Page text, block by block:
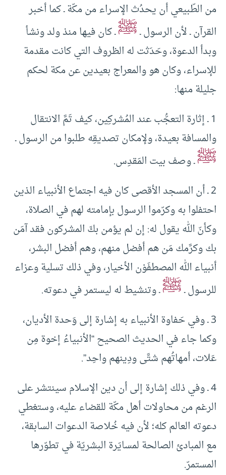
من الطّبيعي أن يحدُث الإسراء من مكّة ـ كما أخبر
القرآن ـ لأن الرسول ـﷺـ كان فيها منذ ولد ونشأ
وبدأ الدعوة، وحَدَثت له الظروف التي كانت مقدمة
للإسراء، وكان هو والمعراج بعيدين عن مكة لحكم
جليلة منها:
1 ـ إثارة التعجُّب عند المُشركِين، كيف تَمَّ الانتقال
والمسافة بعيدة، ولإمكان تصديقِه طلبوا من الرسول ـ
ﷺـ وصف بيت المَقدِس.
2 ـ أن المسجد الأقصى كان فيه اجتماع الأنبياء الذين
احتفلوا به وكرّموا الرسول بإمامته لهم في الصلاة،
وكأنّ الله يقول له: إن لم يؤمن بكَ المشركون فقد آمَن
بك وكرَّمك مَن هم أفضل منهم، وهم أفضل البشر،
أنبياء الله المصطفَوْن الأخيار، وفي ذلك تسلية وعزاء
للرسول ـﷺـ وتنشيط له ليستمر في دعوته.
3 ـ وفي حَفاوة الأنبياء به إشارة إلى وَحدة الأديان،
وكما جاء في الحديث الصحيح “الأنبياءُ إخوة مِن
عَلات، أمهاتُهم شتَّى ودِينهم واحِد”.
4 ـ وفي ذلك إشارة إلى أن دين الإسلام سينتشر على
الرغم من محاولات أهل مكّة للقضاء عليه، وستغطي
دعوته العالم كله؛ لأن فيه خُلاصة الدعوات السابقة،
مع المبادئ الصالحة لمسايَرة البشريّة في تطوّرها
المستمرّ.